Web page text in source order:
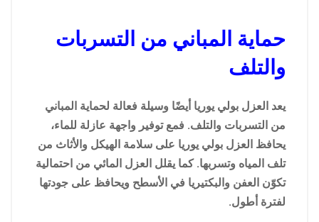
حماية المباني من التسربات
والتلف
يعد العزل بولي يوريا أيضًا وسيلة فعالة لحماية المباني
من التسربات والتلف. فمع توفير واجهة عازلة للماء،
يحافظ العزل بولي يوريا على سلامة الهيكل والأثاث من
تلف المياه وتسربها. كما يقلل العزل المائي من احتمالية
تكوّن العفن والبكتيريا في الأسطح ويحافظ على جودتها
لفترة أطول.